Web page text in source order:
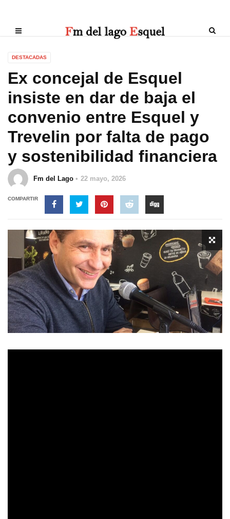
DESTACADAS
Ex concejal de Esquel
insiste en dar de baja el
convenio entre Esquel y
Trevelin por falta de pago
y sostenibilidad financiera
Fm del Lago 22 mayo, 2026
COMPARTIR